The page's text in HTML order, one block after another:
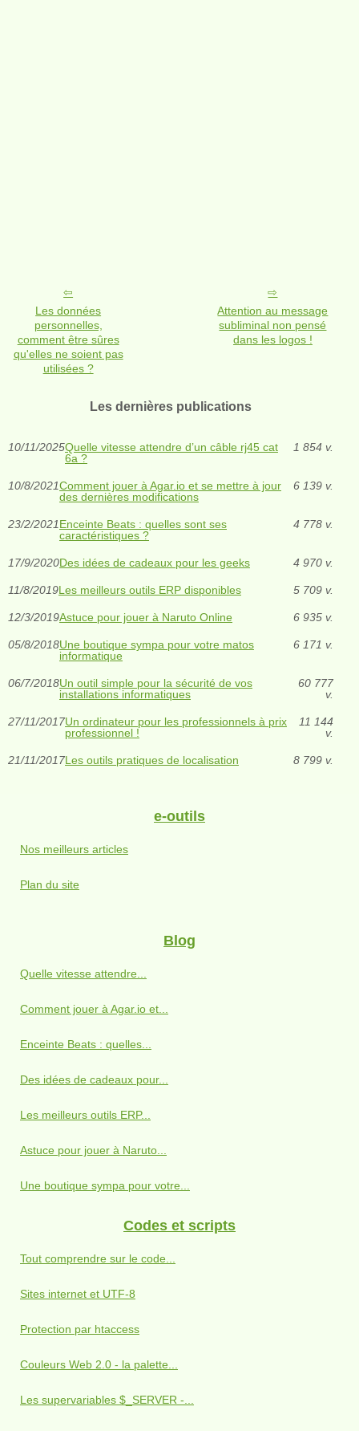
Les données
personnelles,
comment être sûres
qu'elles ne soient pas
utilisées ?
Attention au message
subliminal non pensé
dans les logos !
Les dernières publications
10/11/2025Quelle vitesse attendre d’un câble rj45 cat
6a ?
1 854 v.
10/8/2021Comment jouer à Agar.io et se mettre à jour
des dernières modifications
6 139 v.
23/2/2021Enceinte Beats : quelles sont ses
caractéristiques ?
4 778 v.
17/9/2020Des idées de cadeaux pour les geeks 4 970 v.
11/8/2019Les meilleurs outils ERP disponibles 5 709 v.
12/3/2019Astuce pour jouer à Naruto Online 6 935 v.
05/8/2018Une boutique sympa pour votre matos
informatique
6 171 v.
06/7/2018Un outil simple pour la sécurité de vos
installations informatiques
60 777
v.
27/11/2017Un ordinateur pour les professionnels à prix
professionnel !
11 144
v.
21/11/2017Les outils pratiques de localisation 8 799 v.
e-outils
Nos meilleurs articles
Plan du site
Blog
Quelle vitesse attendre...
Comment jouer à Agar.io et...
Enceinte Beats : quelles...
Des idées de cadeaux pour...
Les meilleurs outils ERP...
Astuce pour jouer à Naruto...
Une boutique sympa pour votre...
Codes et scripts
Tout comprendre sur le code...
Sites internet et UTF-8
Protection par htaccess
Couleurs Web 2.0 - la palette...
Les supervariables $_SERVER -...